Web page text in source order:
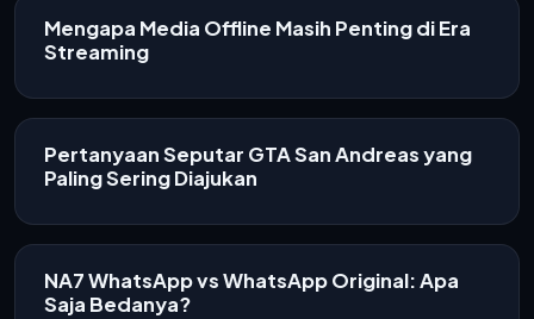
Mengapa Media Offline Masih Penting di Era
Streaming
Pertanyaan Seputar GTA San Andreas yang
Paling Sering Diajukan
NA7 WhatsApp vs WhatsApp Original: Apa
Saja Bedanya?